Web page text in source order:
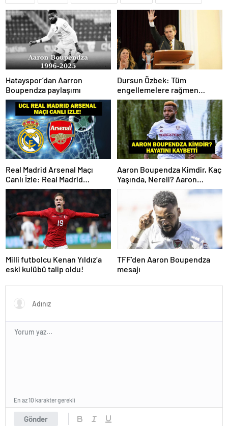
Hatayspor’dan Aarron
Boupendza paylaşımı
Dursun Özbek: Tüm
engellemelere rağmen
hedefimize ilerliyoruz
Real Madrid Arsenal Maçı
Canlı İzle: Real Madrid
Arsenal Maçı Hangi Kanalda?
Real Madrid Arsenal Maçı Ne
Zaman, Saat Kaçta? İşte Maç
Kadrosu
Aaron Boupendza Kimdir, Kaç
Yaşında, Nereli? Aaron
Boupendza neden öldü?
Süper Lig’in eski gol kralı
hayatını kaybetti!
Milli futbolcu Kenan Yıldız’a
eski kulübü talip oldu!
TFF’den Aaron Boupendza
mesajı
Gönder
En az 10 karakter gerekli